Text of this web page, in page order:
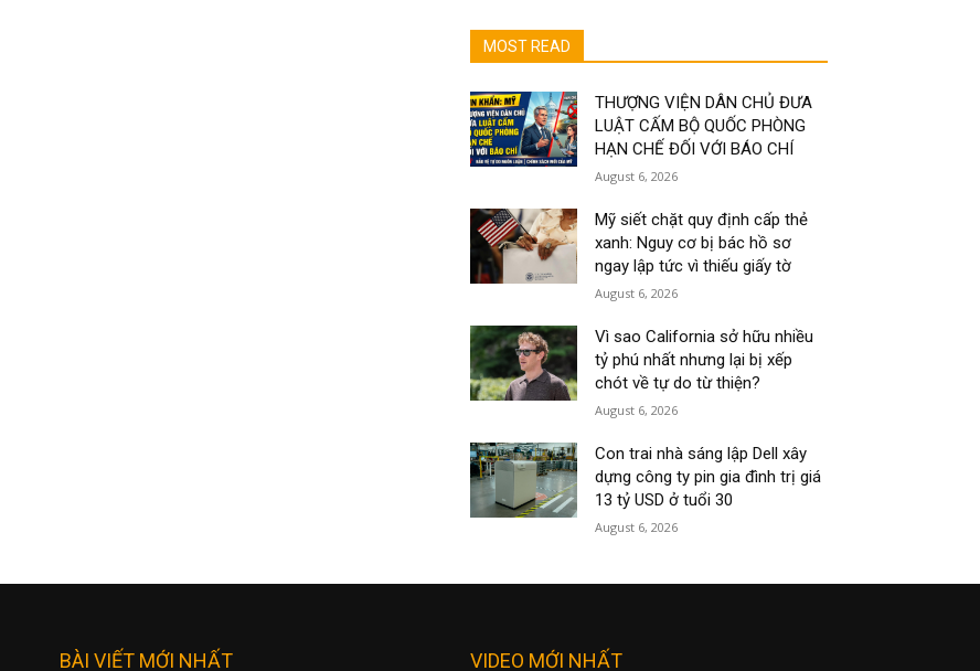
MOST READ
THƯỢNG VIỆN DÂN CHỦ ĐƯA
LUẬT CẤM BỘ QUỐC PHÒNG
HẠN CHẾ ĐỐI VỚI BÁO CHÍ
August 6, 2026
Mỹ siết chặt quy định cấp thẻ
xanh: Nguy cơ bị bác hồ sơ
ngay lập tức vì thiếu giấy tờ
August 6, 2026
Vì sao California sở hữu nhiều
tỷ phú nhất nhưng lại bị xếp
chót về tự do từ thiện?
August 6, 2026
Con trai nhà sáng lập Dell xây
dựng công ty pin gia đình trị giá
13 tỷ USD ở tuổi 30
August 6, 2026
BÀI VIẾT MỚI NHẤT VIDEO MỚI NHẤT